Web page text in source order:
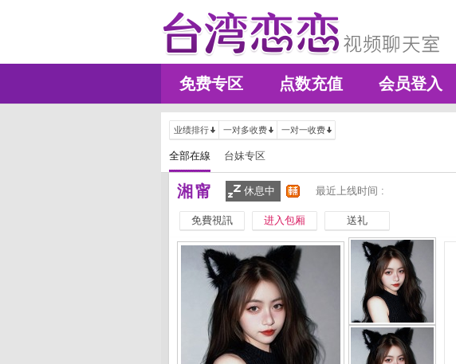
免费专区 点数充值 会员登入
业绩排行 一对多收费 一对一收费
全部在線 台妹专区
湘甯 休息中 最近上线时间 :
免費視訊 进入包厢 送礼